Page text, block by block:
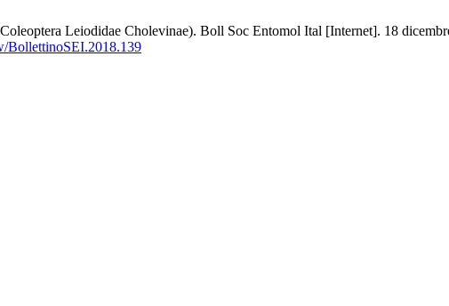
Leiodidae Cholevinae). Boll Soc Entomol Ital [Internet]. 18
BollettinoSEI.2018.139